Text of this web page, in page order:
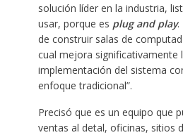
solución líder en la industria,
usar, porque es plug and play.
de construir salas de
cual mejora significativamente
implementación del sistema
enfoque tradicional”.
Precisó que es un equipo que
ventas al detal, oficinas, sitios